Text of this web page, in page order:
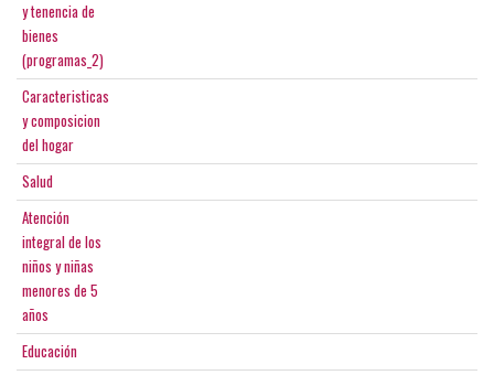
y tenencia de
bienes
(programas_2)
Caracteristicas
y composicion
del hogar
Salud
Atención
integral de los
niños y niñas
menores de 5
años
Educación